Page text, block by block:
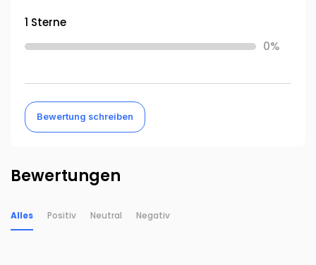
1 Sterne
0%
Bewertung schreiben
Bewertungen
Alles Positiv Neutral Negativ